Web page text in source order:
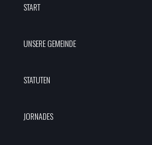
START
UNSERE GEMEINDE
STATUTEN
JORNADES